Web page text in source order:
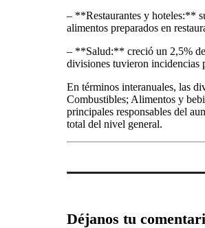
– **Restaurantes y hoteles:**
alimentos preparados en
– **Salud:** creció un 2,5%
divisiones tuvieron incidencias
En términos interanuales, las
Combustibles; Alimentos y
principales responsables del
total del nivel general.
Déjanos tu